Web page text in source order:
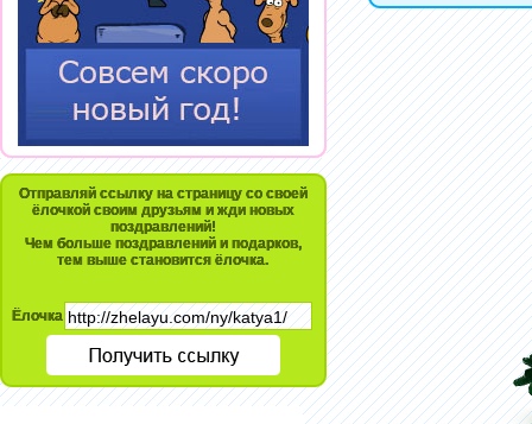
Отправляй ссылку на страницу со своей
ёлочкой своим друзьям и жди новых
поздравлений!
Чем больше поздравлений и подарков,
тем выше становится ёлочка.
Ёлочка